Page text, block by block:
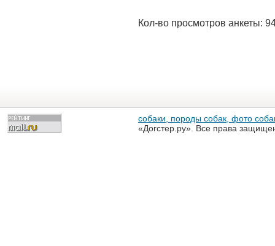
Кол-во просмотров анкеты:
собаки, породы собак, фото
«Догстер.ру». Все права